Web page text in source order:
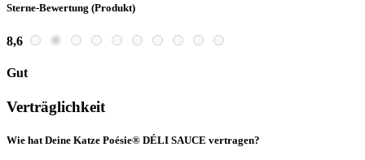
Sterne-Bewertung (Produkt)
8,6
Gut
Verträglichkeit
Wie hat Deine Katze Poésie® DÉLI SAUCE vertragen?